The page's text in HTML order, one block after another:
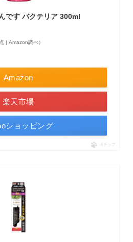
です バクテリア 300ml
| Amazon調べ）
Amazon
楽天市場
ショッピング
ポチップ